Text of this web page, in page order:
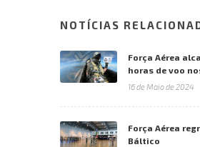
NOTÍCIAS
Força Aérea
horas de voo
16 de Maio de 2024
Força Aérea
Báltico